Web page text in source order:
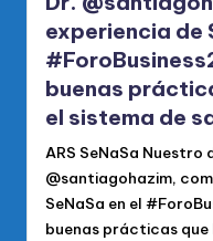
experiencia de
buenas
el sistema de
ARS SeNaSa Nuestro
@santiagohazim,
SeNaSa en el
buenas prácticas